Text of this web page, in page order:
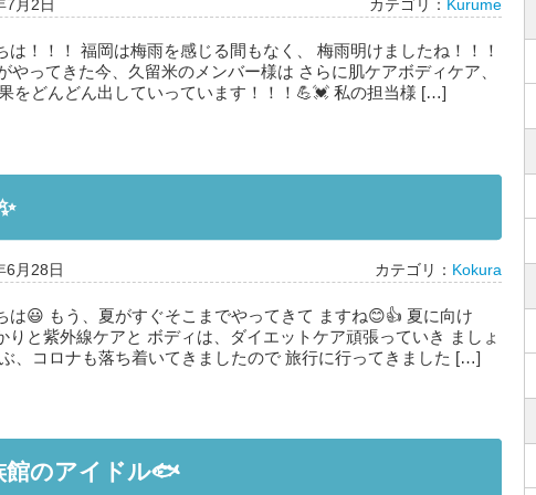
7月2日 カテゴリ： Kurume
は！！！ 福岡は梅雨を感じる間もなく、 梅雨明けましたね！！！
やってきた今、久留米のメンバー様は さらに肌ケアボディケア、
をどんどん出していっています！！！💪💓 私の担当様 […]
6月28日 カテゴリ： Kokura
は😃 もう、夏がすぐそこまでやってきて ますね😊👍 夏に向け
りと紫外線ケアと ボディは、ダイエットケア頑張っていき ましょ
、コロナも落ち着いてきましたので 旅行に行ってきました […]
館のアイドル🐟